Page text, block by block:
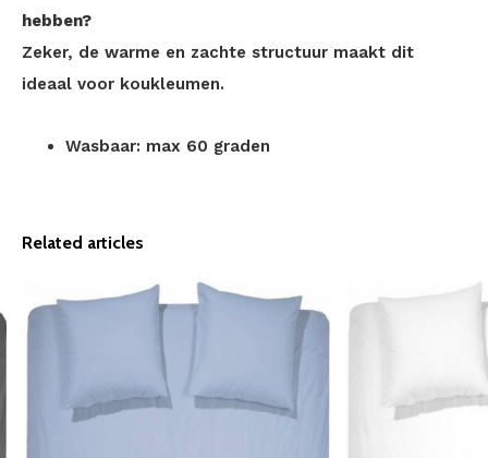
hebben?
Zeker, de warme en zachte structuur maakt dit
ideaal voor koukleumen.
Wasbaar: max 60 graden
Related articles